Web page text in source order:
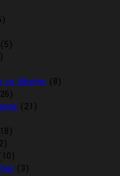
(5)
og tilbehør (8)
(21)
(3)